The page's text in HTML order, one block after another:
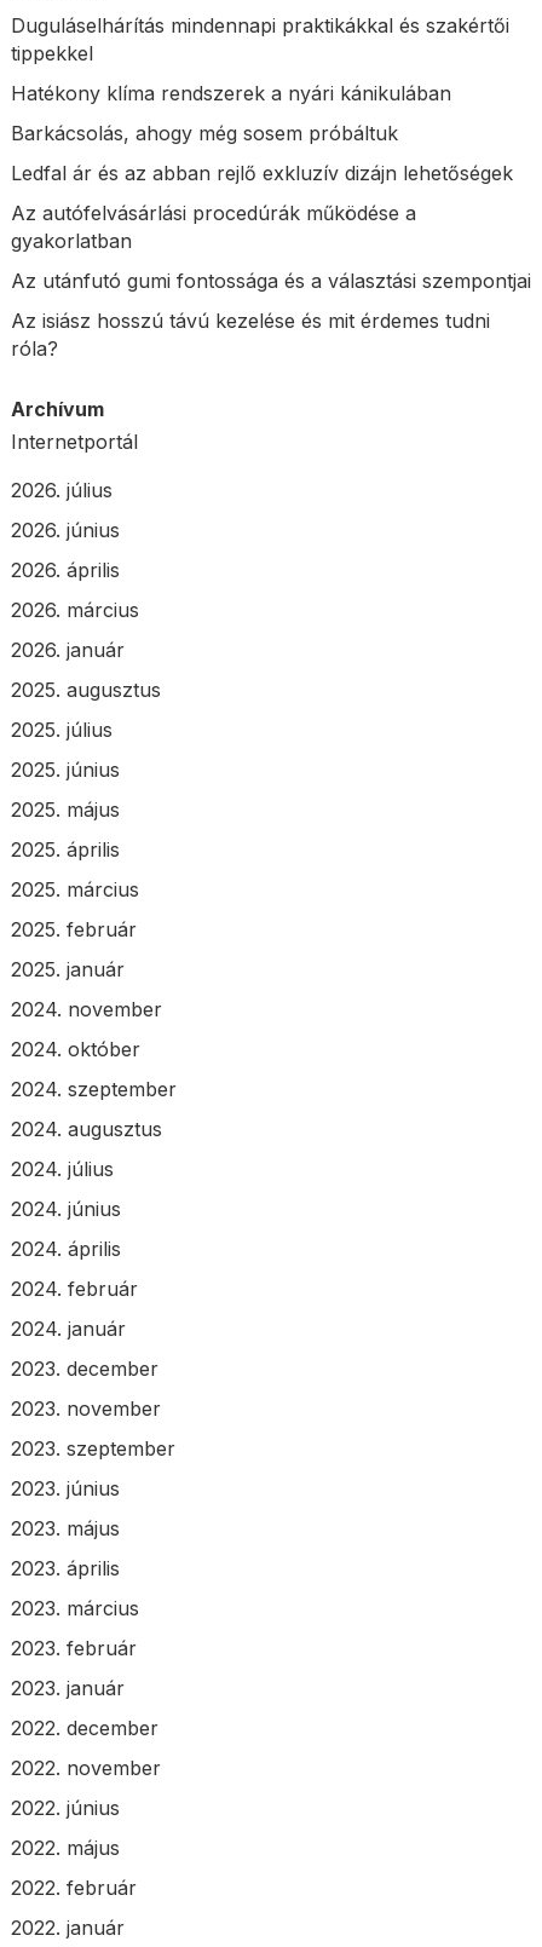
Duguláselhárítás mindennapi praktikákkal és szakértői
tippekkel
Hatékony klíma rendszerek a nyári kánikulában
Barkácsolás, ahogy még sosem próbáltuk
Ledfal ár és az abban rejlő exkluzív dizájn lehetőségek
Az autófelvásárlási procedúrák működése a
gyakorlatban
Az utánfutó gumi fontossága és a választási szempontjai
Az isiász hosszú távú kezelése és mit érdemes tudni
róla?
Archívum
Internetportál
2026. július
2026. június
2026. április
2026. március
2026. január
2025. augusztus
2025. július
2025. június
2025. május
2025. április
2025. március
2025. február
2025. január
2024. november
2024. október
2024. szeptember
2024. augusztus
2024. július
2024. június
2024. április
2024. február
2024. január
2023. december
2023. november
2023. szeptember
2023. június
2023. május
2023. április
2023. március
2023. február
2023. január
2022. december
2022. november
2022. június
2022. május
2022. február
2022. január